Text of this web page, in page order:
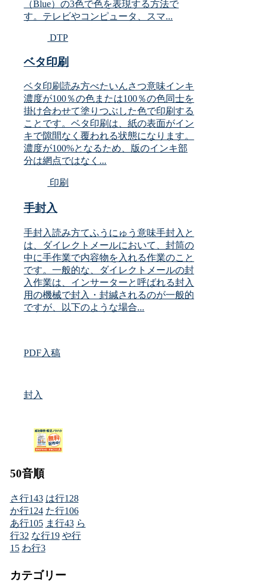
（Blue）の3色で色を表現する方法で
す。テレビやコンピュータ、スマ...
DTP
ベタ印刷
ベタ印刷読み方べたいんさつ意味インキ
濃度が100％の色または100％の色同士を
掛け合わせて塗りつぶした色で印刷する
ことです。ベタ印刷は、紙の表面がイン
キで隙間なく覆われる状態になります。
濃度が100%となるため、版のインキ部
分は網点ではなく...
印刷
手封入
手封入読み方てふうにゅう意味手封入と
は、ダイレクトメールにおいて、封筒の
中に手作業で内容物を入れる作業のこと
です。一般的な、ダイレクトメールの封
入作業は、インサーターと呼ばれる封入
用の機械で封入・封緘されるのが一般的
ですが、以下のような場合...
PDF入稿
封入
50音順
さ行143 は行128
か行124 た行106
あ行105 ま行43 ら
行32 な行19 や行
15 わ行3
カテゴリー